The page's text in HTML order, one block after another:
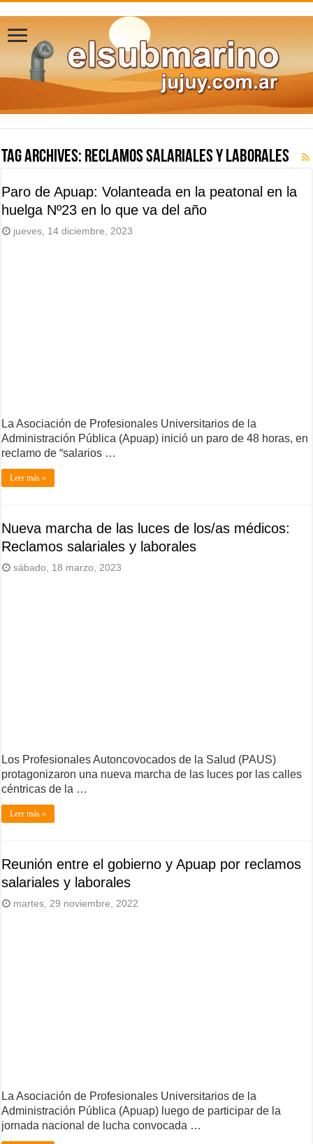
Tag Archives: reclamos salariales y laborales
Paro de Apuap: Volanteada en la peatonal en la
huelga Nº23 en lo que va del año
jueves, 14 diciembre, 2023
La Asociación de Profesionales Universitarios de la
Administración Pública (Apuap) inició un paro de 48 horas, en
reclamo de “salarios …
Leer más »
Nueva marcha de las luces de los/as médicos:
Reclamos salariales y laborales
sábado, 18 marzo, 2023
Los Profesionales Autoncovocados de la Salud (PAUS)
protagonizaron una nueva marcha de las luces por las calles
céntricas de la …
Leer más »
Reunión entre el gobierno y Apuap por reclamos
salariales y laborales
martes, 29 noviembre, 2022
La Asociación de Profesionales Universitarios de la
Administración Pública (Apuap) luego de participar de la
jornada nacional de lucha convocada …